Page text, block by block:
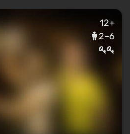
12+
2–6